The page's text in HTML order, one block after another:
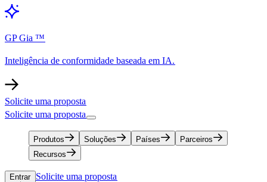
GP Gia ™​​
Inteligência de conformidade baseada em IA.​​
Solicite uma proposta​​
Solicite uma proposta​​
Produtos​​ Soluções​​ Países​​
Parceiros​​
Recursos​​
Entrar​​ Solicite uma proposta​​